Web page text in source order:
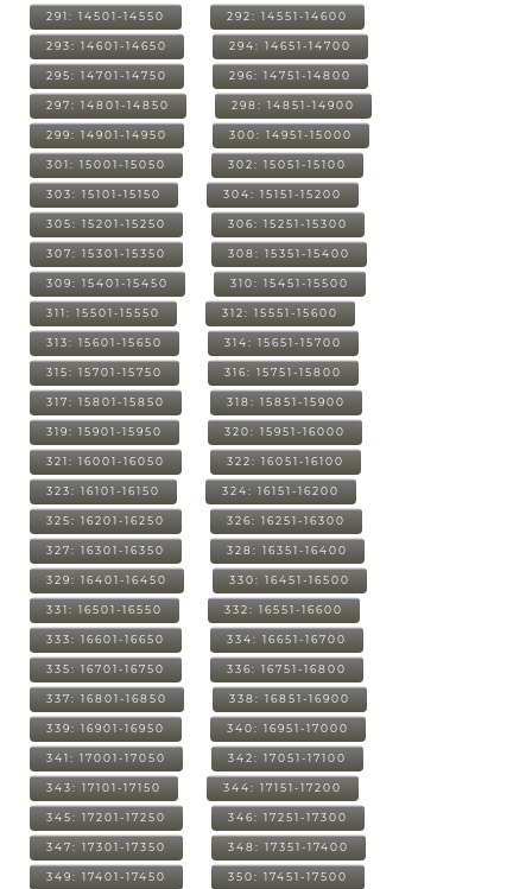
291: 14501-14550 292: 14551-14600
293: 14601-14650 294: 14651-14700
295: 14701-14750 296: 14751-14800
297: 14801-14850 298: 14851-14900
299: 14901-14950 300: 14951-15000
301: 15001-15050 302: 15051-15100
303: 15101-15150 304: 15151-15200
305: 15201-15250 306: 15251-15300
307: 15301-15350 308: 15351-15400
309: 15401-15450 310: 15451-15500
311: 15501-15550 312: 15551-15600
313: 15601-15650 314: 15651-15700
315: 15701-15750 316: 15751-15800
317: 15801-15850 318: 15851-15900
319: 15901-15950 320: 15951-16000
321: 16001-16050 322: 16051-16100
323: 16101-16150 324: 16151-16200
325: 16201-16250 326: 16251-16300
327: 16301-16350 328: 16351-16400
329: 16401-16450 330: 16451-16500
331: 16501-16550 332: 16551-16600
333: 16601-16650 334: 16651-16700
335: 16701-16750 336: 16751-16800
337: 16801-16850 338: 16851-16900
339: 16901-16950 340: 16951-17000
341: 17001-17050 342: 17051-17100
343: 17101-17150 344: 17151-17200
345: 17201-17250 346: 17251-17300
347: 17301-17350 348: 17351-17400
349: 17401-17450 350: 17451-17500